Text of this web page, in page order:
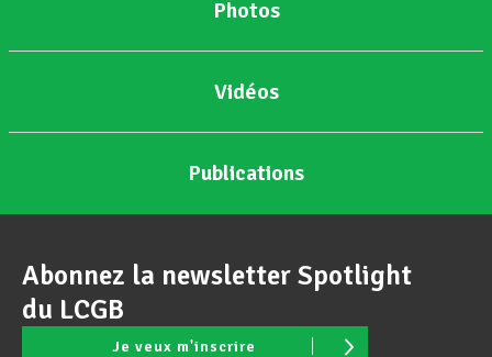
Photos
Vidéos
Publications
Abonnez la newsletter Spotlight
du LCGB
Je veux m'inscrire